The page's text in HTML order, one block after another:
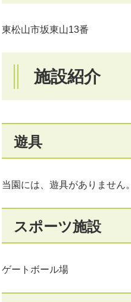
東松山市坂東山13番
施設紹介
遊具
当園には、遊具がありません。
スポーツ施設
ゲートボール場